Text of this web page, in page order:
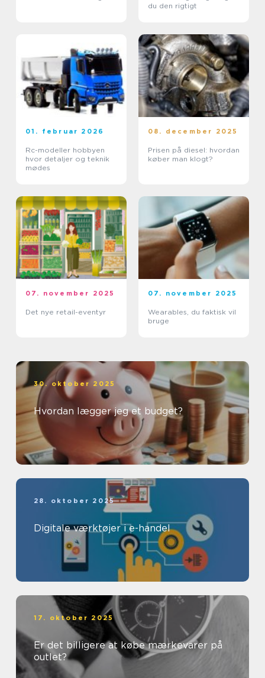
du den rigtigt
01. februar 2026
Rc-modeller hobbyen
hvor detaljer og teknik
mødes
08. december 2025
Prisen på diesel: hvordan
køber man klogt?
07. november 2025
Det nye retail-eventyr
07. november 2025
Wearables, du faktisk vil
bruge
30. oktober 2025
Hvordan lægger jeg et budget?
28. oktober 2025
Digitale værktøjer i e-handel
17. oktober 2025
Er det billigere at købe mærkevarer på
outlet?